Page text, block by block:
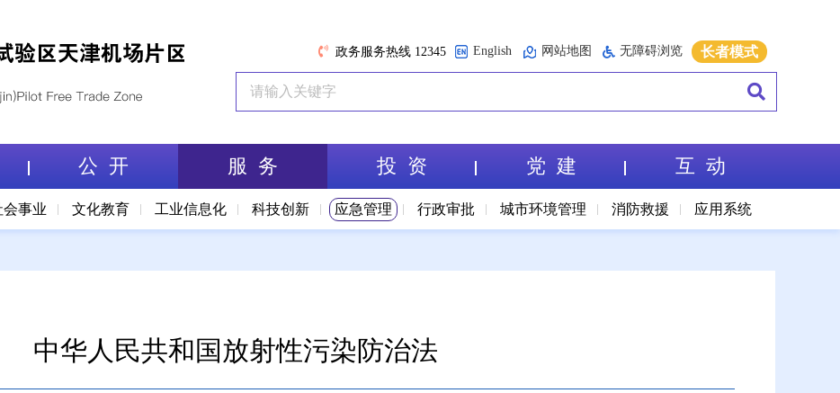
政务服务热线 12345 English 网站地图 无障碍浏览 长者模式
公 开 服 务
会事业 文化教育 工业信息化 科技创新 应急管理 行政审批 城市环境管理 消防救援 应用系统
投 资 党 建 互 动
中华人民共和国放射性污染防治法